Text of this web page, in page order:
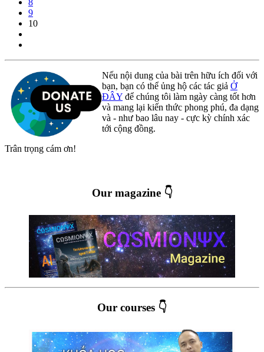
9
10
Nếu nội dung của bài trên hữu ích đối với
bạn, bạn có thể ủng hộ các tác giả Ở
ĐÂY để chúng tôi làm ngày càng tốt hơn
và mang lại kiến thức phong phú, đa dạng
và - như bao lâu nay - cực kỳ chính xác
tới cộng đồng.
Trân trọng cám ơn!
Our magazine 👇
Our courses 👇